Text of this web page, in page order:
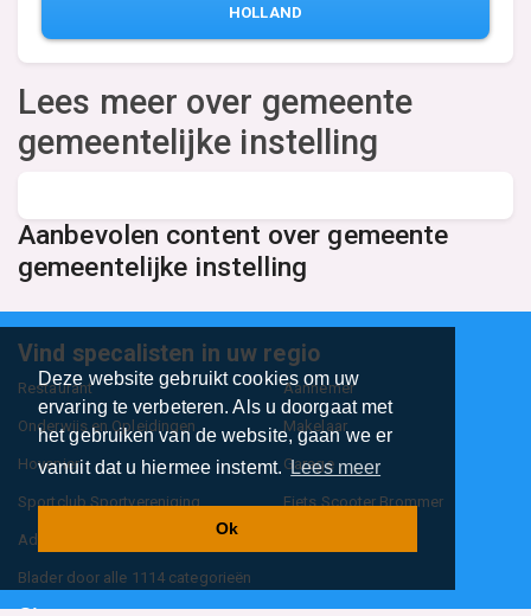
Deze website gebruikt cookies om uw
ervaring te verbeteren. Als u doorgaat met
het gebruiken van de website, gaan we er
vanuit dat u hiermee instemt.Lees meer
Ok
HOLLAND
Lees meer over gemeente
gemeentelijke instelling
Aanbevolen content over gemeente
gemeentelijke instelling
Vind specalisten in uw regio
Restaurant Aannemer
Onderwijs en Opleidingen Makelaar
Hovenier Garage
Sportclub Sportvereniging Fiets Scooter Brommer
Administratiekantoor
Blader door alle 1114 categorieën